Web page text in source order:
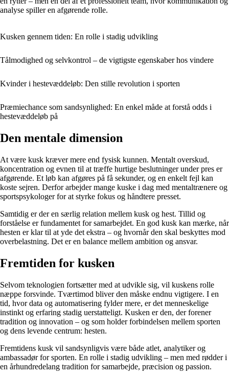
analyse spiller en afgørende rolle.
Kusken gennem tiden: En rolle i stadig udvikling
Tålmodighed og selvkontrol – de vigtigste egenskaber hos vindere
Kvinder i hestevæddeløb: Den stille revolution i sporten
Præmiechance som sandsynlighed: En enkel måde at forstå odds i
hestevæddeløb på
Den mentale dimension
At være kusk kræver mere end fysisk kunnen. Mentalt overskud,
koncentration og evnen til at træffe hurtige beslutninger under pres er
afgørende. Et løb kan afgøres på få sekunder, og en enkelt fejl kan
koste sejren. Derfor arbejder mange kuske i dag med mentaltrænere og
sportspsykologer for at styrke fokus og håndtere presset.
Samtidig er der en særlig relation mellem kusk og hest. Tillid og
forståelse er fundamentet for samarbejdet. En god kusk kan mærke, når
hesten er klar til at yde det ekstra – og hvornår den skal beskyttes mod
overbelastning. Det er en balance mellem ambition og ansvar.
Fremtiden for kusken
Selvom teknologien fortsætter med at udvikle sig, vil kuskens rolle
næppe forsvinde. Tværtimod bliver den måske endnu vigtigere. I en
tid, hvor data og automatisering fylder mere, er det menneskelige
instinkt og erfaring stadig uerstatteligt. Kusken er den, der forener
tradition og innovation – og som holder forbindelsen mellem sporten
og dens levende centrum: hesten.
Fremtidens kusk vil sandsynligvis være både atlet, analytiker og
ambassadør for sporten. En rolle i stadig udvikling – men med rødder i
en århundredelang tradition for samarbejde, præcision og passion.